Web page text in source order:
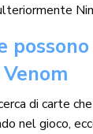
di carte
nel gioco,